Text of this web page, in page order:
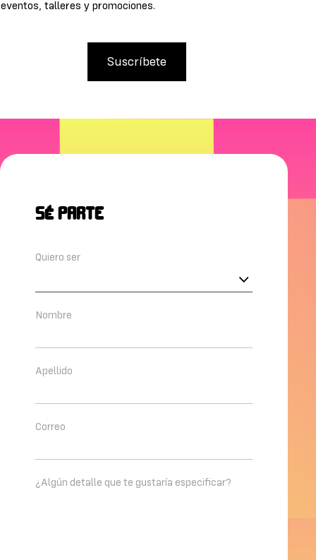
eventos, talleres y promociones.
Suscríbete
SÉ PARTE
Se
Quiero ser
Nombre
Apellido
Correo
¿Algún detalle que te gustaría especificar?